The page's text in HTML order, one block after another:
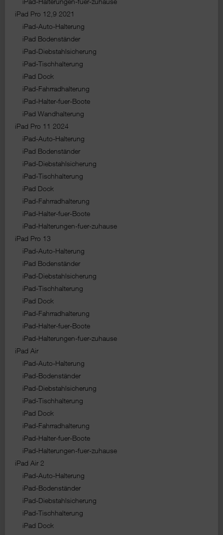
iPad Pro 12,9 2021
iPad-Auto-Halterung
iPad Bodenständer
iPad-Diebstahlsicherung
iPad-Tischhalterung
iPad Dock
iPad-Fahrradhalterung
iPad-Halter-fuer-Boote
iPad Wandhalterung
iPad Pro 11 2024
iPad-Auto-Halterung
iPad Bodenständer
iPad-Diebstahlsicherung
iPad-Tischhalterung
iPad Dock
iPad-Fahrradhalterung
iPad-Halter-fuer-Boote
iPad-Halterungen-fuer-zuhause
iPad Pro 13
iPad-Auto-Halterung
iPad Bodenständer
iPad-Diebstahlsicherung
iPad-Tischhalterung
iPad Dock
iPad-Fahrradhalterung
iPad-Halter-fuer-Boote
iPad-Halterungen-fuer-zuhause
iPad Air
iPad-Auto-Halterung
iPad-Bodenständer
iPad-Diebstahlsicherung
iPad-Tischhalterung
iPad Dock
iPad-Fahrradhalterung
iPad-Halter-fuer-Boote
iPad-Halterungen-fuer-zuhause
iPad Air 2
iPad-Auto-Halterung
iPad-Bodenständer
iPad-Diebstahlsicherung
iPad-Tischhalterung
iPad Dock